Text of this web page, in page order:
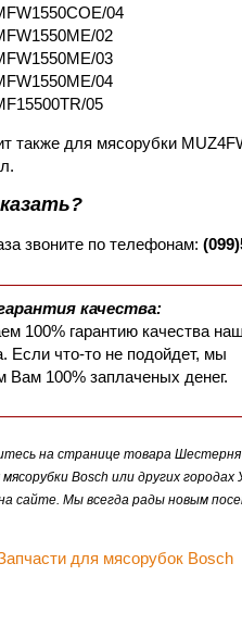
04
02
03
04
05
также для мясорубки
звоните по телефонам:
качества:
100% гарантию качества
Если что-то не подойдет, мы
Вам 100% заплаченых денег.
на странице товара
мясорубки Bosch или других
сайте. Мы всегда рады новым
для мясорубок Bosch